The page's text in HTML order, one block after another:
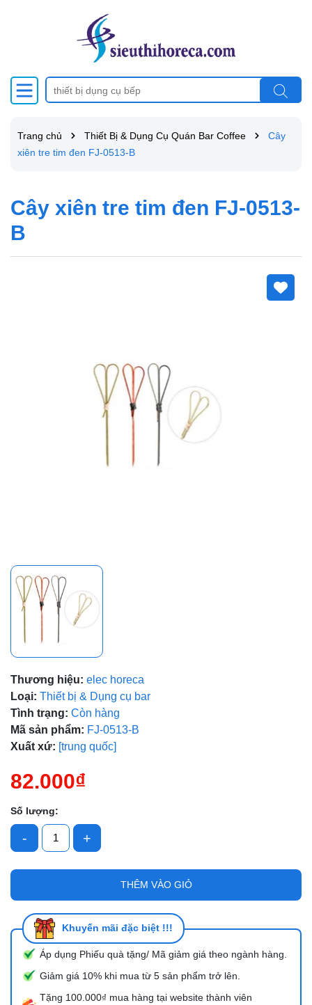
Trang chủ Thiết Bị & Dụng Cụ Quán Bar Coffee
Cây
xiên tre tim đen FJ-0513-B
Cây xiên tre tim đen FJ-0513-
B
Thương hiệu: elec horeca
Loại: Thiết bị & Dụng cụ bar
Tình trạng: Còn hàng
Mã sản phẩm: FJ-0513-B
Xuất xứ: [trung quốc]
82.000₫
Số lượng:
- +
THÊM VÀO GIỎ
Khuyến mãi đặc biệt !!!
Áp dụng Phiếu quà tặng/ Mã giảm giá theo ngành hàng.
Giảm giá 10% khi mua từ 5 sản phẩm trở lên.
Tặng 100.000₫ mua hàng tại website thành viên
Mã giảm giá:
Ngày hết hạn:
Điều kiện: